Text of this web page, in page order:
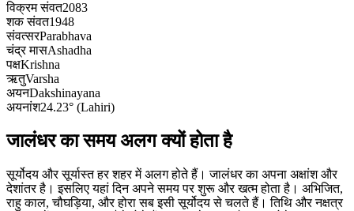
विक्रम संवत2083
शक संवत1948
संवत्सरParabhava
चंद्र मासAshadha
पक्षKrishna
ऋतुVarsha
अयनDakshinayana
अयनांश24.23° (Lahiri)
जालंधर का समय अलग क्यों होता है
सूर्योदय और सूर्यास्त हर शहर में अलग होते हैं। जालंधर का अपना अक्षांश और
देशांतर है। इसलिए यहां दिन अपने समय पर शुरू और खत्म होता है। अभिजित,
राहु काल, चौघड़िया, और होरा सब इसी सूर्योदय से चलते हैं। तिथि और नक्षत्र